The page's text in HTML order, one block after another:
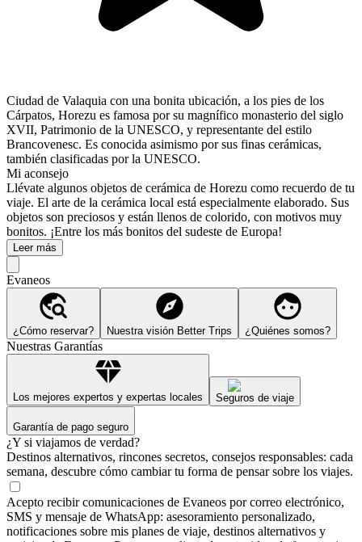
Ciudad de Valaquia con una bonita ubicación, a los pies de los
Cárpatos, Horezu es famosa por su magnífico monasterio del siglo
XVII, Patrimonio de la UNESCO, y representante del estilo
Brancovenesc. Es conocida asimismo por sus finas cerámicas,
también clasificadas por la UNESCO.
Mi aconsejo
Llévate algunos objetos de cerámica de Horezu como recuerdo de tu
viaje. El arte de la cerámica local está especialmente elaborado. Sus
objetos son preciosos y están llenos de colorido, con motivos muy
bonitos. ¡Entre los más bonitos del sudeste de Europa!
Leer más
Evaneos
¿Cómo reservar? Nuestra visión Better Trips ¿Quiénes somos?
Nuestras Garantías
Los mejores expertos y expertas locales Seguros de viaje
Garantía de pago seguro
¿Y si viajamos de verdad?
Destinos alternativos, rincones secretos, consejos responsables: cada
semana, descubre cómo cambiar tu forma de pensar sobre los viajes.
Acepto recibir comunicaciones de Evaneos por correo electrónico,
SMS y mensaje de WhatsApp: asesoramiento personalizado,
notificaciones sobre mis planes de viaje, destinos alternativos y